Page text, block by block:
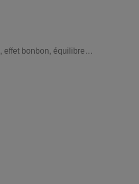
effet bonbon, équilibre…